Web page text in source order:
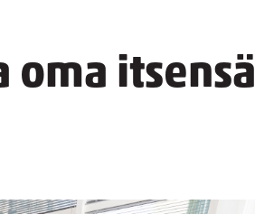
oma itsensä